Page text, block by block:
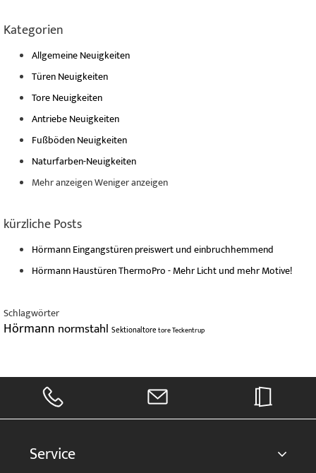
Kategorien
Allgemeine Neuigkeiten
Türen Neuigkeiten
Tore Neuigkeiten
Antriebe Neuigkeiten
Fußböden Neuigkeiten
Naturfarben-Neuigkeiten
Mehr anzeigenWeniger anzeigen
kürzliche Posts
Hörmann Eingangstüren preiswert und einbruchhemmend
Hörmann Haustüren ThermoPro - Mehr Licht und mehr Motive!
Schlagwörter
Hörmann normstahl SektionaltoretoreTeckentrup
Service